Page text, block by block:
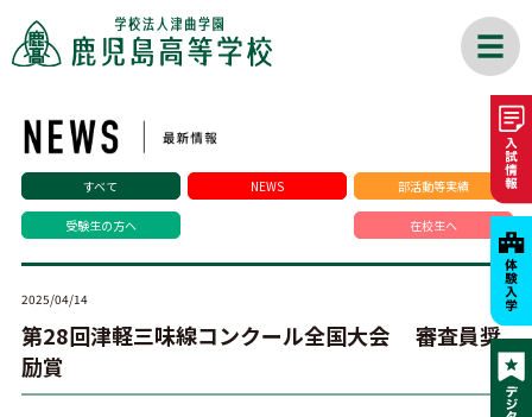
すべて NEWS 部活動等実績
受験生の方へ 在校生へ
2025/04/14
第28回津軽三味線コンクール全国大会 審査員奨
励賞